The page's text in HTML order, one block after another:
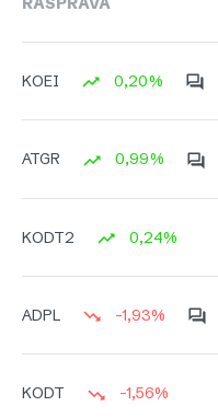
KOEI 0,20%
ATGR 0,99%
KODT2 0,24%
ADPL -1,93%
KODT -1,56%